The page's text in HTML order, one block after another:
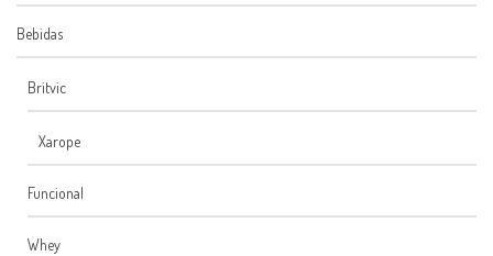
Bebidas
Britvic
Xarope
Funcional
Whey